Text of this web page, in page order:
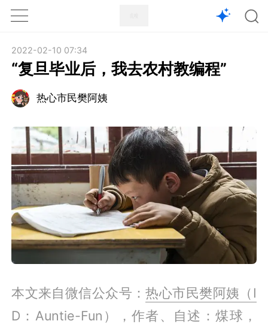
1X
2022-02-10 07:34
“复旦毕业后，我去农村教编程”
热心市民樊阿姨
本文来自微信公众号：热心市民樊阿姨（I
D：Auntie-Fun）
，作者、自述：煤球，